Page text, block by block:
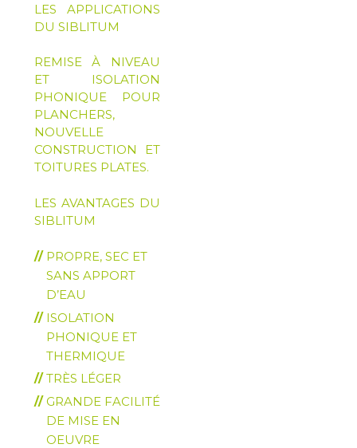
LES APPLICATIONS
DU SIBLITUM
REMISE À NIVEAU
ET ISOLATION
PHONIQUE POUR
PLANCHERS,
NOUVELLE
CONSTRUCTION ET
TOITURES PLATES.
LES AVANTAGES DU
SIBLITUM
PROPRE, SEC ET
SANS APPORT
D’EAU
ISOLATION
PHONIQUE ET
THERMIQUE
TRÈS LÉGER
GRANDE FACILITÉ
DE MISE EN
OEUVRE